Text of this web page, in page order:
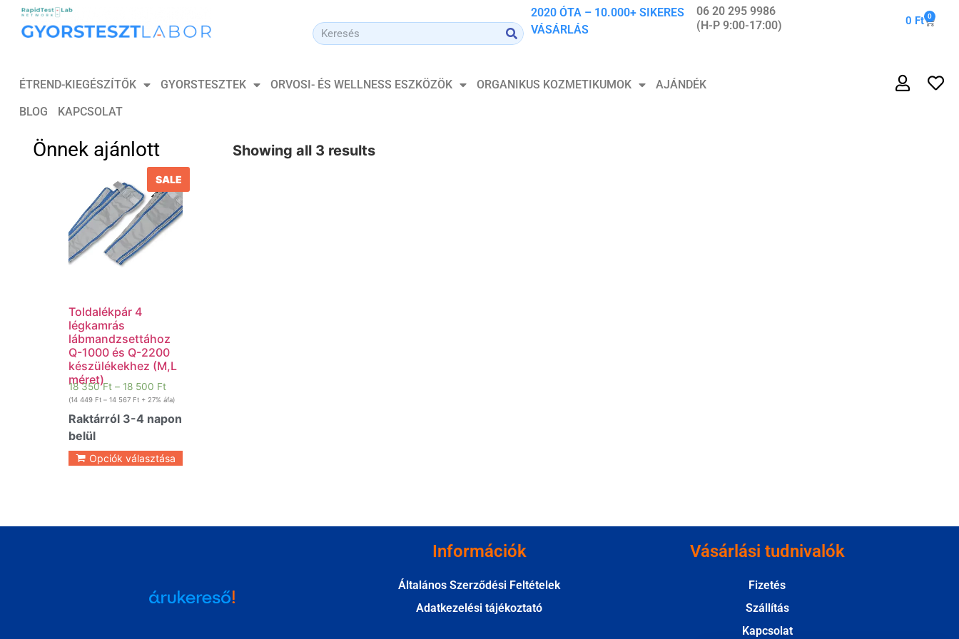
2020 ÓTA – 10.000+ SIKERES
VÁSÁRLÁS
06 20 295 9986
(H-P 9:00-17:00)
0 Ft 0
ÉTREND-KIEGÉSZÍTŐK GYORSTESZTEK ORVOSI- ÉS WELLNESS ESZKÖZÖK ORGANIKUS KOZMETIKUMOK
AJÁNDÉK
BLOG
KAPCSOLAT
Önnek ajánlott
SALE
Toldalékpár 4
légkamrás
lábmandzsettához
Q-1000 és Q-2200
készülékekhez (M,L
méret)
18 350Ft – 18 500 Ft
(14 449 Ft – 14 567 Ft + 27% áfa)
Raktárról 3-4 napon
belül
Opciók választása
Showing all 3 results
Információk
Általános Szerződési Feltételek
Adatkezelési tájékoztató
Vásárlási tudnivalók
Fizetés
Szállítás
Kapcsolat